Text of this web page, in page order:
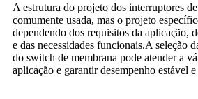
A estrutura do projeto dos interruptores
comumente usada, mas o projeto
dependendo dos requisitos da aplicação,
e das necessidades funcionais.A seleção
do switch de membrana pode atender a
aplicação e garantir desempenho estável